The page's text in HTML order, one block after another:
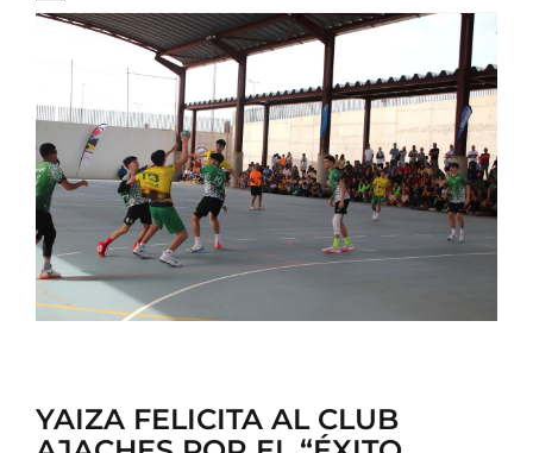
TURISMO
CONTACTO
YAIZA FELICITA AL CLUB